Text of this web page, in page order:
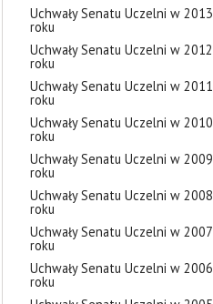
Uchwały Senatu Uczelni w 2013
roku
Uchwały Senatu Uczelni w 2012
roku
Uchwały Senatu Uczelni w 2011
roku
Uchwały Senatu Uczelni w 2010
roku
Uchwały Senatu Uczelni w 2009
roku
Uchwały Senatu Uczelni w 2008
roku
Uchwały Senatu Uczelni w 2007
roku
Uchwały Senatu Uczelni w 2006
roku